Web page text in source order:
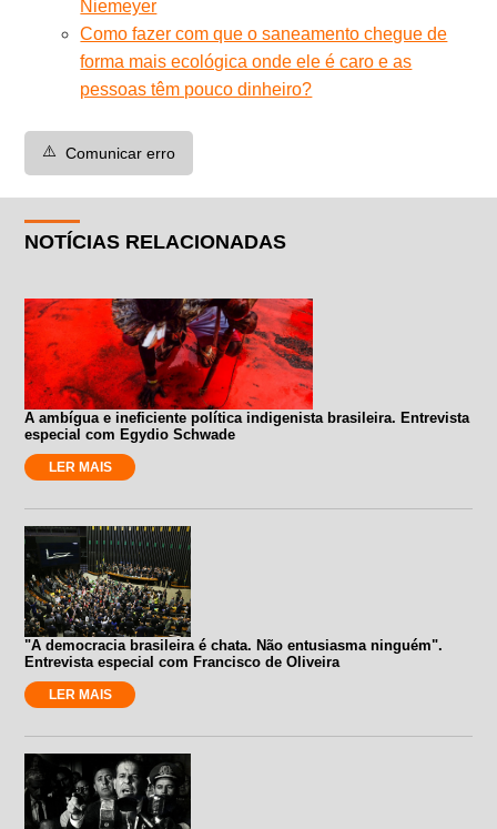
Niemeyer
Como fazer com que o saneamento chegue de
forma mais ecológica onde ele é caro e as
pessoas têm pouco dinheiro?
⚠️ Comunicar erro
NOTÍCIAS RELACIONADAS
A ambígua e ineficiente política indigenista brasileira. Entrevista
especial com Egydio Schwade
LER MAIS
"A democracia brasileira é chata. Não entusiasma ninguém".
Entrevista especial com Francisco de Oliveira
LER MAIS